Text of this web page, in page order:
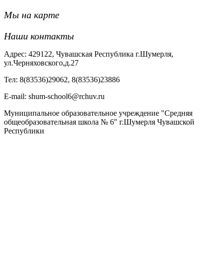
Мы на карте
Наши контакты
Адрес: 429122, Чувашская Республика г.Шумерля,
ул.Черняховского,д.27
Тел: 8(83536)29062, 8(83536)23886
Е-mail: shum-school6@rchuv.ru
Муниципальное образовательное учреждение "Средняя
общеобразовательная школа № 6" г.Шумерля Чувашской
Республики